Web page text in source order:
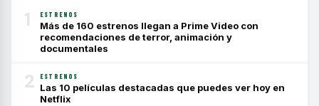
1 ESTRENOS
Más de 160 estrenos llegan a Prime Video con
recomendaciones de terror, animación y
documentales
2 ESTRENOS
Las 10 películas destacadas que puedes ver hoy en
Netflix